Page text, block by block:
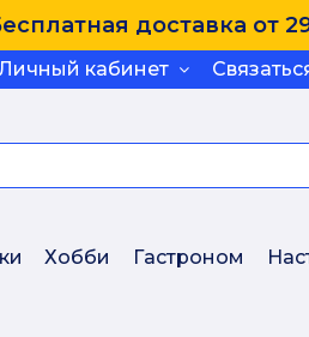
доставка от
кабинет
Хобби Гастроном